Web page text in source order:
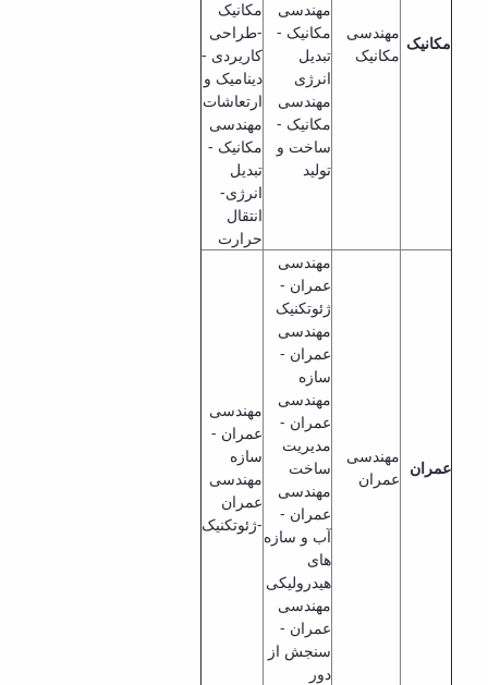
مکانیک
-طراحی
کاریردی -
دینامیک و
ارتعاشات
مهندسی
مکانیک -
تبدیل
انرژی-
انتقال
حرارت
مهندسی
مکانیک -
تبدیل
انرژی
مهندسی
مکانیک -
ساخت و
تولید
مهندسی
مکانیک
مکانیک
مهندسی
عمران -
سازه
مهندسی
عمران
-ژئوتکنیک
مهندسی
عمران -
ژئوتکنیک
مهندسی
عمران -
سازه
مهندسی
عمران -
مدیریت
ساخت
مهندسی
عمران -
آب و سازه
های
هیدرولیکی
مهندسی
عمران -
سنجش از
دور
مهندسی
عمران
عمران